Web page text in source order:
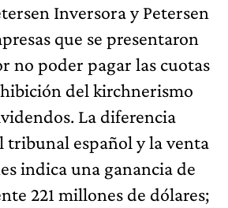
Inversora y Petersen
que se presentaron
no poder pagar las cuotas
del kirchnerismo
La diferencia
tribunal español y la venta
indica una ganancia de
221 millones de dólares;